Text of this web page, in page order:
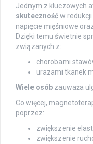
Jednym z kluczowych
skutecznośćw
napięcie mięśniowe
Dzięki temu świetnie
związanych z:
chorobami
urazami tkanek
Wiele osób zauważa
Co więcej,
poprzez:
zwiększenie
zwiększenie